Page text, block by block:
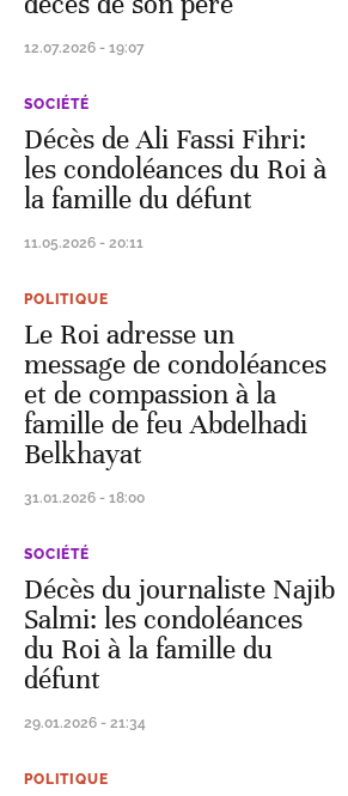
12.07.2026 - 19:07
SOCIÉTÉ
Décès de Ali Fassi Fihri:
les condoléances du Roi à
la famille du défunt
11.05.2026 - 20:11
POLITIQUE
Le Roi adresse un
message de condoléances
et de compassion à la
famille de feu Abdelhadi
Belkhayat
31.01.2026 - 18:00
SOCIÉTÉ
Décès du journaliste Najib
Salmi: les condoléances
du Roi à la famille du
défunt
29.01.2026 - 21:34
POLITIQUE